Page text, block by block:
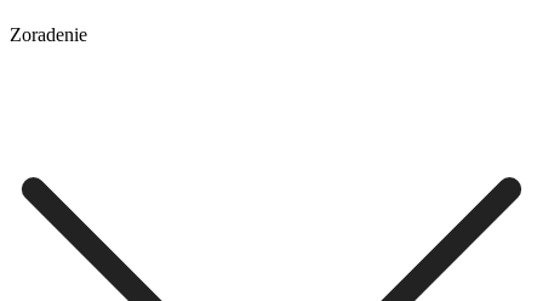
Zoradenie